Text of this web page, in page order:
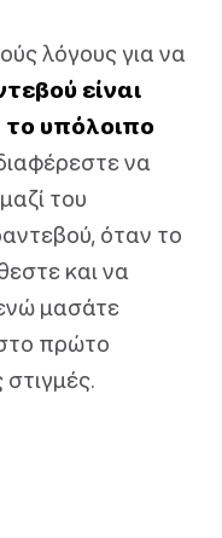
λόγους για να
είναι
το υπόλοιπο
να
του
όταν το
και να
μασάτε
πρώτο